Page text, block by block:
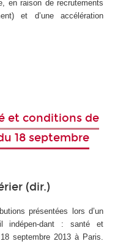
en raison de recrutements
et d’une accélération
et conditions de
18 septembre
(dir.)
présentées lors d’un
indépen-dant : santé et
septembre 2013 à Paris.